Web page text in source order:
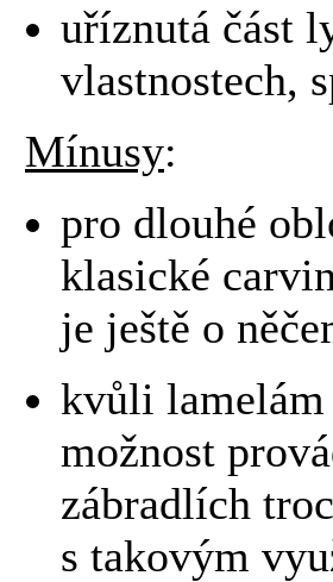
uříznutá část
vlastnostech,
Mínusy:
pro dlouhé
klasické
je ještě o
kvůli lamelám
možnost
zábradlích
s takovým